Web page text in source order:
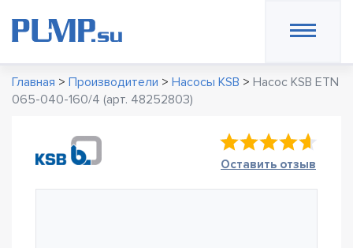
Главная > Производители > Насосы KSB > Насос KSB ETN
065-040-160/4 (арт. 48252803)
Оставить отзыв